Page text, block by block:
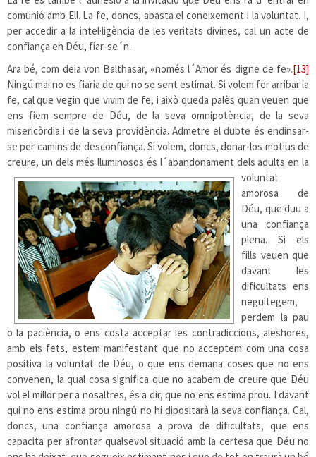
comunió amb Ell. La fe, doncs, abasta el coneixement i la voluntat. I,
per accedir a la intel·ligència de les veritats divines, cal un acte de
confiança en Déu, fiar-se´n.
Ara bé, com deia von Balthasar, «només l´Amor és digne de fe».[13]
Ningú mai no es fiaria de qui no se sent estimat. Si volem fer arribar la
fe, cal que vegin que vivim de fe, i això queda palès quan veuen que
ens fiem sempre de Déu, de la seva omnipotència, de la seva
misericòrdia i de la seva providència. Admetre el dubte és endinsar-
se per camins de desconfiança. Si volem, doncs, donar-los motius de
creure, un dels més lluminosos és l´abandonament dels adults en la
voluntat
amorosa de
Déu, que duu a
una confiança
plena. Si els
fills veuen que
davant les
dificultats ens
neguitegem,
perdem la pau
o la paciència, o ens costa acceptar les contradiccions, aleshores,
amb els fets, estem manifestant que no acceptem com una cosa
positiva la voluntat de Déu, o que ens demana coses que no ens
convenen, la qual cosa significa que no acabem de creure que Déu
vol el millor per a nosaltres, és a dir, que no ens estima prou. I davant
qui no ens estima prou ningú no hi dipositarà la seva confiança. Cal,
doncs, una confiança amorosa a prova de dificultats, que ens
capacita per afrontar qualsevol situació amb la certesa que Déu no